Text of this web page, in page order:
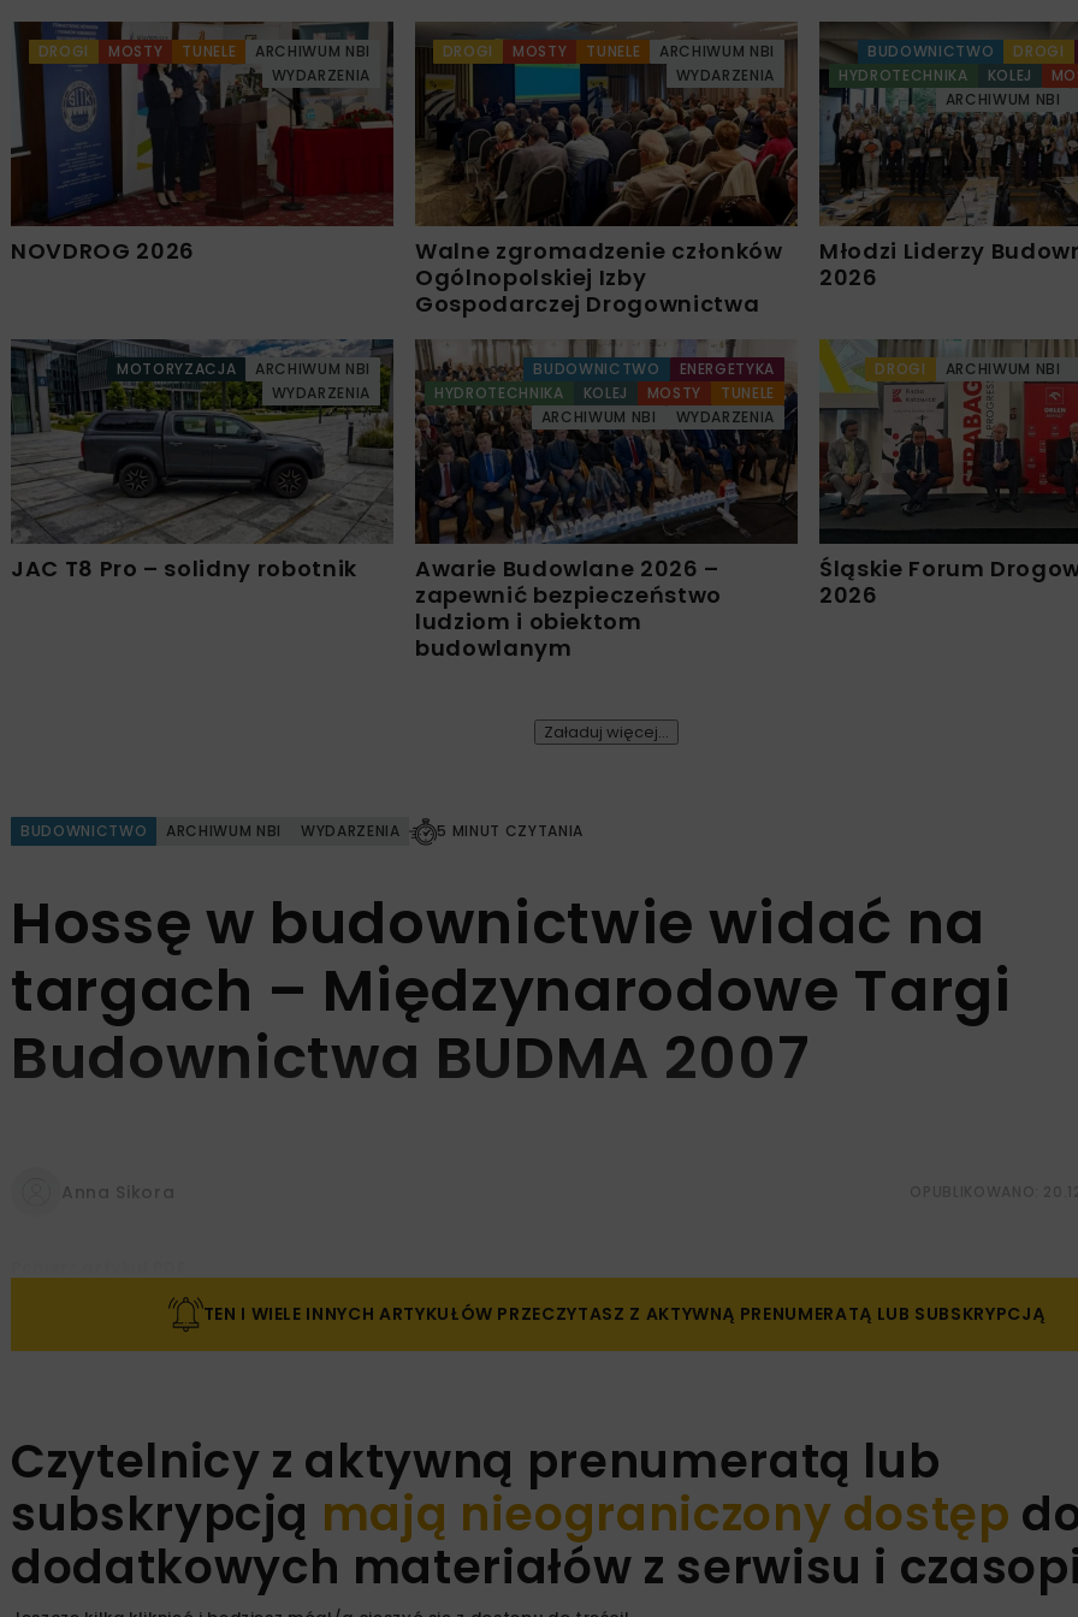
DROGI MOSTY TUNELE
ARCHIWUM NBI
WYDARZENIA
NOVDROG 2026
DROGI MOSTY TUNELE
ARCHIWUM NBI
WYDARZENIA
Walne zgromadzenie członków
Ogólnopolskiej Izby
Gospodarczej Drogownictwa
BUDOWNICTWO DROGI
HYDROTECHNIKA
KOLEJ
ARCHIWUM NBI
Młodzi Liderzy
2026
MOTORYZACJA
ARCHIWUM NBI
WYDARZENIA
JAC T8 Pro – solidny robotnik
BUDOWNICTWO
ENERGETYKA
HYDROTECHNIKA
KOLEJ MOSTY
TUNELE
ARCHIWUM NBI
WYDARZENIA
Awarie Budowlane 2026 –
zapewnić bezpieczeństwo
ludziom i obiektom
budowlanym
DROGI ARCHIWUM NBI
Śląskie Forum
2026
Załaduj więcej...
BUDOWNICTWO ARCHIWUM NBI WYDARZENIA 5 MINUT CZYTANIA
Hossę w budownictwie widać na
targach – Międzynarodowe Targi
Budownictwa BUDMA 2007
Anna Sikora
TEN I WIELE INNYCH ARTYKUŁÓW PRZECZYTASZ Z AKTYWNĄ PRENUMERATĄ LUB SUBSKRYPCJĄ
Czytelnicy z aktywną prenumeratą lub
subskrypcją mają nieograniczony dostęp
dodatkowych materiałów z serwisu i